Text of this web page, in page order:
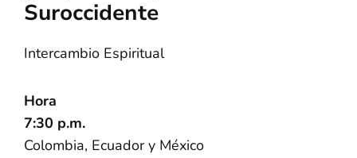
Suroccidente
Intercambio Espiritual
Hora
7:30 p.m.
Colombia, Ecuador y México